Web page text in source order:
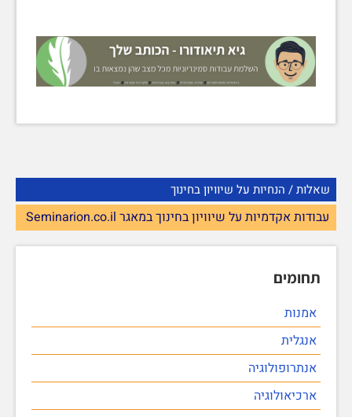
שאלות / הנחיות על שיוויון בחינוך
עבודות אקדמיות על שיוויון בחינוך במאגר Seminarion.co.il
תחומים
אמנות
אנגלית
אנתרופולוגיה
ארכיאולוגיה